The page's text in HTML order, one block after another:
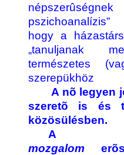
hogy a
„tanuljanak
természetes
szerepükhöz
A nõ legyen
szeretõ is és
közösülésben.
A
mozgalom